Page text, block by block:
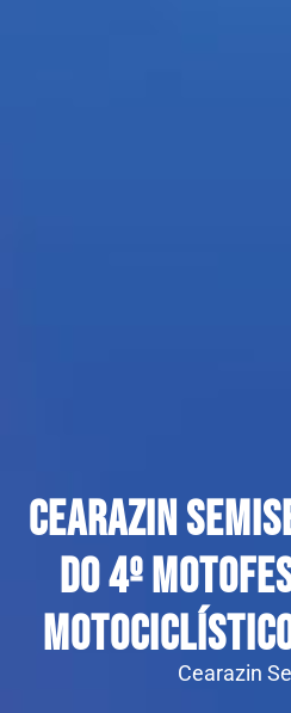
Cearazin
do 4º
Cearazin